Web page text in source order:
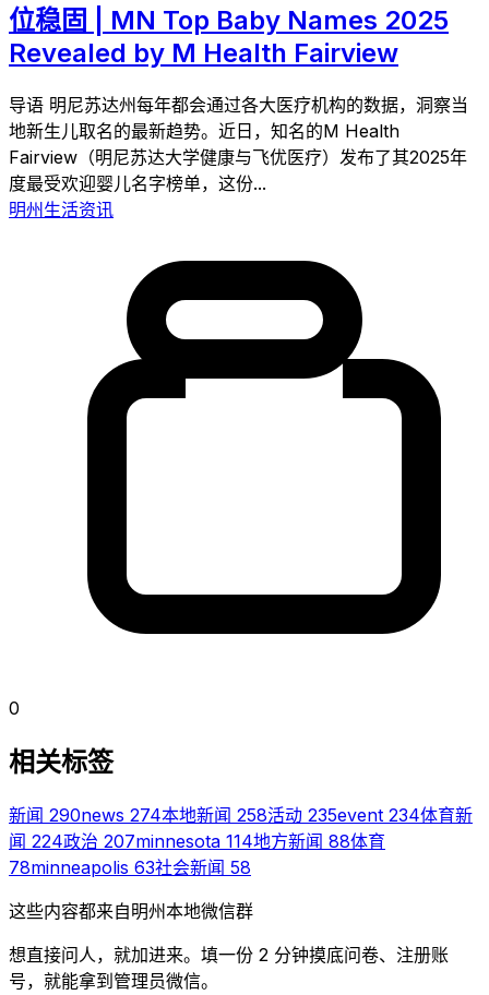
位稳固 | MN Top Baby Names 2025
Revealed by M Health Fairview
导语 明尼苏达州每年都会通过各大医疗机构的数据，洞察当
地新生儿取名的最新趋势。近日，知名的M Health
Fairview（明尼苏达大学健康与飞优医疗）发布了其2025年
度最受欢迎婴儿名字榜单，这份...
明州生活资讯
0
相关标签
新闻 290news 274本地新闻 258活动 235event 234体育新
闻 224政治 207minnesota 114地方新闻 88体育
78minneapolis 63社会新闻 58
这些内容都来自明州本地微信群
想直接问人，就加进来。填一份 2 分钟摸底问卷、注册账
号，就能拿到管理员微信。